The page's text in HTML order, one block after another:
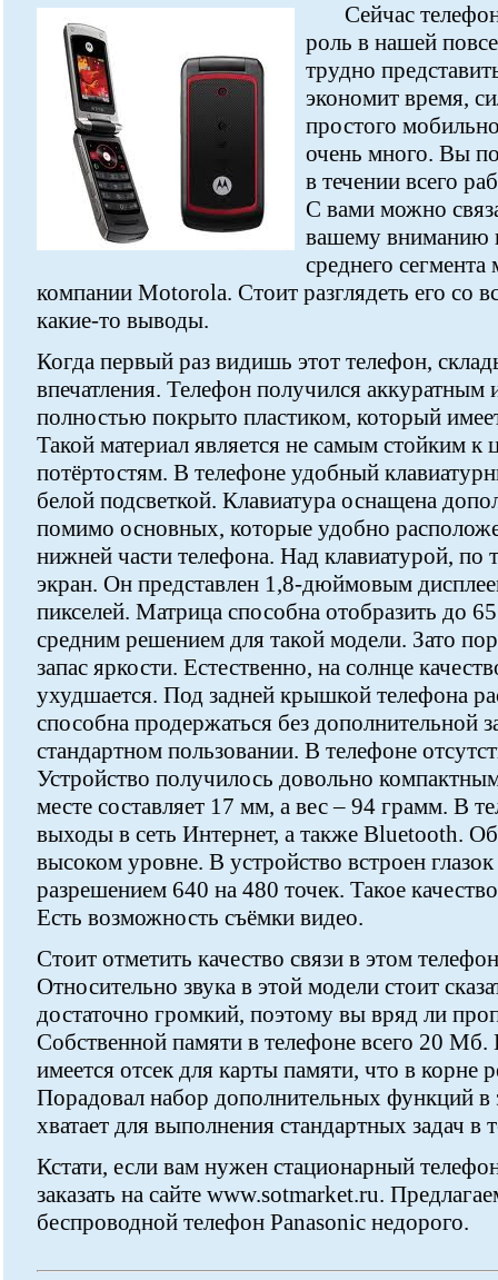
Сейчас
роль в нашей
трудно
экономит время,
простого
очень много. Вы
в течении всего
С вами можно
вашему вниманию
среднего
компании Motorola. Стоит разглядеть его со
какие-то выводы.
Когда первый раз видишь этот телефон,
впечатления. Телефон получился аккуратным
полностью покрыто пластиком, который
Такой материал является не самым стойким
потёртостям. В телефоне удобный
белой подсветкой. Клавиатура оснащена
помимо основных, которые удобно
нижней части телефона. Над клавиатурой, по
экран. Он представлен 1,8-дюймовым
пикселей. Матрица способна отобразить до
средним решением для такой модели. Зато
запас яркости. Естественно, на солнце
ухудшается. Под задней крышкой телефона
способна продержаться без дополнительной
стандартном пользовании. В телефоне
Устройство получилось довольно
месте составляет 17 мм, а вес – 94 грамм. В
выходы в сеть Интернет, а также Bluetooth.
высоком уровне. В устройство встроен
разрешением 640 на 480 точек. Такое
Есть возможность съёмки видео.
Стоит отметить качество связи в этом
Относительно звука в этой модели стоит
достаточно громкий, поэтому вы вряд ли
Собственной памяти в телефоне всего 20 Мб.
имеется отсек для карты памяти, что в корне
Порадовал набор дополнительных функций в
хватает для выполнения стандартных задач в
Кстати, если вам нужен стационарный
заказать на сайте www.sotmarket.ru.
беспроводной телефон Panasonic недорого.